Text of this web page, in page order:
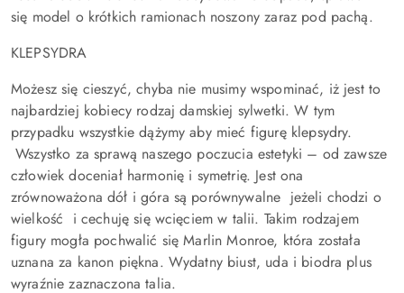
się model o krótkich ramionach noszony zaraz pod pachą.
KLEPSYDRA
Możesz się cieszyć, chyba nie musimy wspominać, iż jest to
najbardziej kobiecy rodzaj damskiej sylwetki. W tym
przypadku wszystkie dążymy aby mieć figurę klepsydry.
Wszystko za sprawą naszego poczucia estetyki – od zawsze
człowiek doceniał harmonię i symetrię. Jest ona
zrównoważona dół i góra są porównywalne jeżeli chodzi o
wielkość i cechuję się wcięciem w talii. Takim rodzajem
figury mogła pochwalić się Marlin Monroe, która została
uznana za kanon piękna. Wydatny biust, uda i biodra plus
wyraźnie zaznaczona talia.